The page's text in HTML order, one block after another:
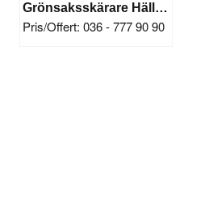
Grönsaksskärare Hällde RG-7
Pris/Offert: 036 - 777 90 90